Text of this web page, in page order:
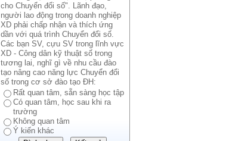
cho Chuyển đổi số". Lãnh đạo,
người lao động trong doanh nghiệp
XD phải chấp nhận và thích ứng
dần với quá trình Chuyển đổi số.
Các bạn SV, cựu SV trong lĩnh vực
XD - Công dân kỹ thuật số trong
tương lai, nghĩ gì về nhu cầu đào
tạo nâng cao năng lực Chuyển đổi
số trong cơ sở đào tạo ĐH:
Rất quan tâm, sẵn sàng học tập
Có quan tâm, học sau khi ra
trường
Không quan tâm
Ý kiến khác